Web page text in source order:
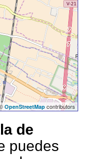
OpenStreetMap contributors
de
puedes